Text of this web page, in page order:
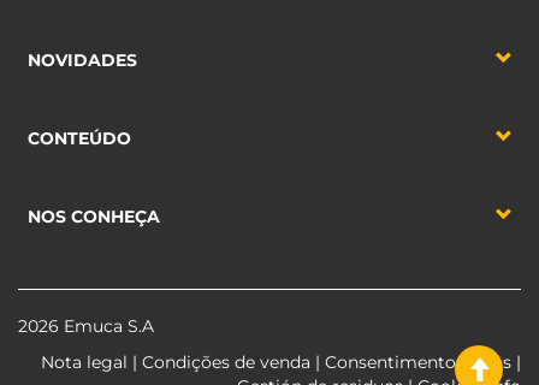
NOVIDADES
CONTEÚDO
NOS CONHEÇA
2026 Emuca S.A
Nota legal | Condições de venda | Consentimento dados |